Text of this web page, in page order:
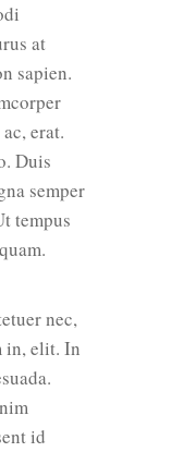
at
sapien.
erat.
Duis
semper
tempus
nec,
in, elit. In
id